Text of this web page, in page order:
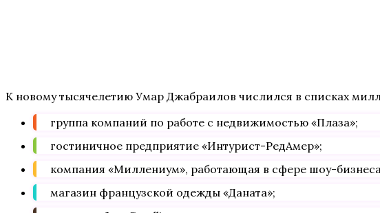
К новому тысячелетию Умар Джабраилов числился в списках
группа компаний по работе с недвижимостью «Плаза»;
гостиничное предприятие «Интурист-РедАмер»;
компания «Миллениум», работающая в сфере шоу-
магазин французской одежды «Даната»;